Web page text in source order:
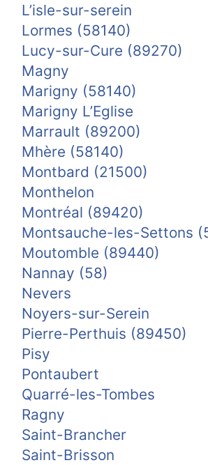
L’isle-sur-serein
Lormes (58140)
Lucy-sur-Cure (89270)
Magny
Marigny (58140)
Marigny L’Eglise
Marrault (89200)
Mhère (58140)
Montbard (21500)
Monthelon
Montréal (89420)
Montsauche-les-Settons
Moutomble (89440)
Nannay (58)
Nevers
Noyers-sur-Serein
Pierre-Perthuis (89450)
Pisy
Pontaubert
Quarré-les-Tombes
Ragny
Saint-Brancher
Saint-Brisson